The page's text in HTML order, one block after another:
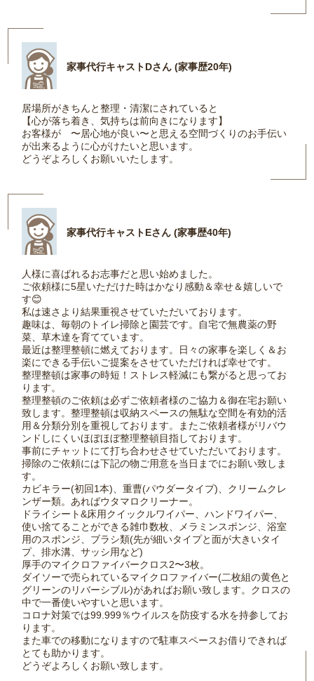
家事代行キャストDさん (家事歴20年)
居場所がきちんと整理・清潔にされていると
【心が落ち着き、気持ちは前向きになります】
お客様が 〜居心地が良い〜と思える空間づくりのお手伝い
が出来るように心がけたいと思います。
どうぞよろしくお願いいたします。
家事代行キャストEさん (家事歴40年)
人様に喜ばれるお志事だと思い始めました。
ご依頼様に5星いただけた時はかなり感動＆幸せ＆嬉しいで
す😊
私は速さより結果重視させていただいております。
趣味は、毎朝のトイレ掃除と園芸です。自宅で無農薬の野
菜、草木達を育てています。
最近は整理整頓に燃えております。日々の家事を楽しく＆お
楽にできる手伝いご提案をさせていただければ幸せです。
整理整頓は家事の時短！ストレス軽減にも繋がると思ってお
ります。
整理整頓のご依頼は必ずご依頼者様のご協力＆御在宅お願い
致します。整理整頓は収納スペースの無駄な空間を有効的活
用＆分類分別を重視しております。またご依頼者様がリバウ
ンドしにくいほぼほぼ整理整頓目指しております。
事前にチャットにて打ち合わせさせていただいております。
掃除のご依頼には下記の物ご用意を当日までにお願い致しま
す。
カビキラー(初回1本)、重曹(パウダータイプ)、クリームクレ
ンザー類。あればウタマロクリーナー。
ドライシート&床用クイックルワイパー、ハンドワイパー、
使い捨てることができる雑巾数枚、メラミンスポンジ、浴室
用のスポンジ、ブラシ類(先が細いタイプと面が大きいタイ
プ、排水溝、サッシ用など)
厚手のマイクロファイバークロス2〜3枚。
ダイソーで売られているマイクロファイバー(二枚組の黄色と
グリーンのリバーシブル)があればお願い致します。クロスの
中で一番使いやすいと思います。
コロナ対策では99.999％ウイルスを防疫する水を持参してお
ります。
また車での移動になりますので駐車スペースお借りできれば
とても助かります。
どうぞよろしくお願い致します。